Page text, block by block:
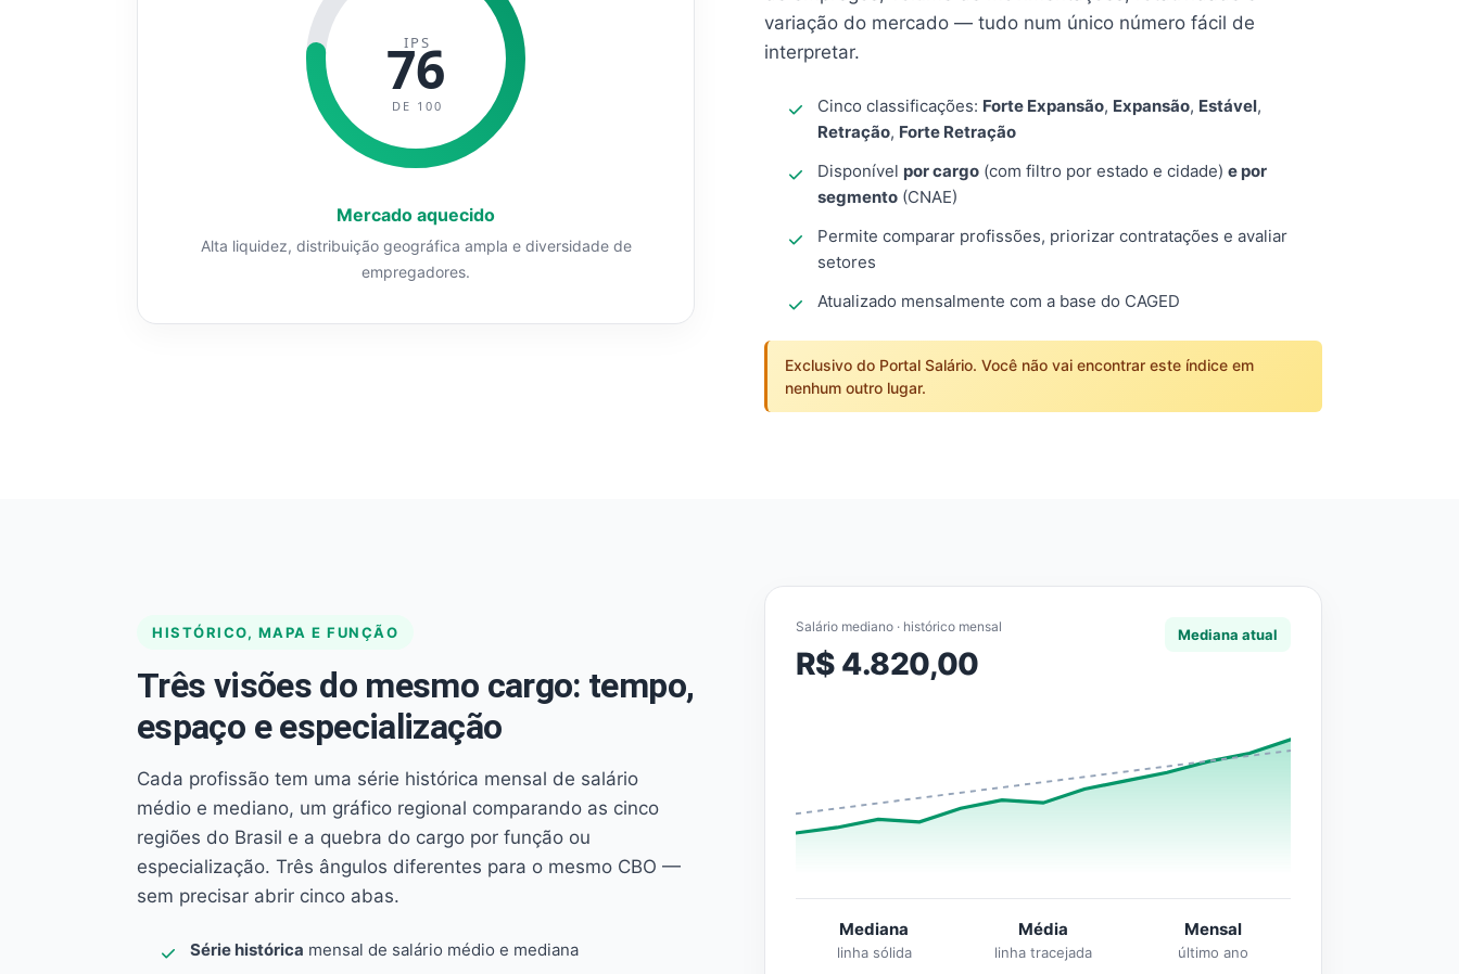
variação do mercado — tudo num único número fácil de
interpretar.
Cinco classificações: Forte Expansão, Expansão, Estável,
Retração, Forte Retração
Disponível por cargo (com filtro por estado e cidade) e por
segmento (CNAE)
Permite comparar profissões, priorizar contratações e avaliar
setores
Atualizado mensalmente com a base do CAGED
Exclusivo do Portal Salário. Você não vai encontrar este índice em
nenhum outro lugar.
IPS
76
DE 100
Mercado aquecido
Alta liquidez, distribuição geográfica ampla e diversidade de
empregadores.
HISTÓRICO, MAPA E FUNÇÃO
Três visões do mesmo cargo: tempo,
espaço e especialização
Cada profissão tem uma série histórica mensal de salário
médio e mediano, um gráfico regional comparando as cinco
regiões do Brasil e a quebra do cargo por função ou
especialização. Três ângulos diferentes para o mesmo CBO —
sem precisar abrir cinco abas.
Série histórica mensal de salário médio e mediana
Salário mediano · histórico mensal
R$ 4.820,00
Mediana atual
Mediana
linha sólida
Média
linha tracejada
Mensal
último ano